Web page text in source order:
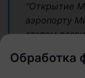
“Открытие
аэропорту
этапом
которые
Обработка